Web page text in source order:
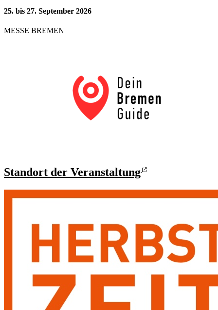
25. bis 27. September 2026
MESSE BREMEN
Standort der Veranstaltung